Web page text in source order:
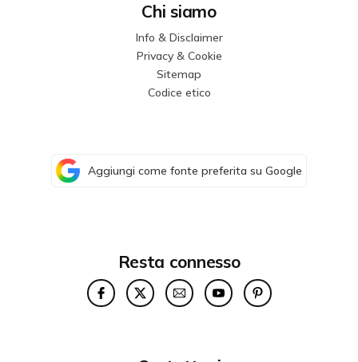
Chi siamo
Info & Disclaimer
Privacy & Cookie
Sitemap
Codice etico
Aggiungi come fonte preferita su Google
Resta connesso